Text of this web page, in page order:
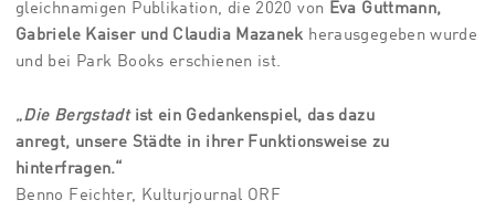
gleichnamigen Publikation, die 2020 von Eva Guttmann,
Gabriele Kaiser und Claudia Mazanek herausgegeben wurde
und bei Park Books erschienen ist.
„Die Bergstadtist ein Gedankenspiel, das dazu
anregt, unsere Städte in ihrer Funktionsweise zu
hinterfragen.“
Benno Feichter, Kulturjournal ORF